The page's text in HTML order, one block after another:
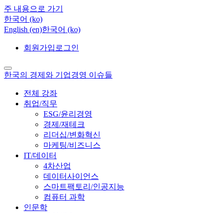
주 내용으로 가기
한국어 ‎(ko)‎
English ‎(en)‎한국어 ‎(ko)‎
회원가입 로그인
한국의 경제와 기업경영 이슈들
전체 강좌
취업/직무
ESG/윤리경영
경제/재테크
리더십/변화혁신
마케팅/비즈니스
IT/데이터
4차산업
데이터사이언스
스마트팩토리/인공지능
컴퓨터 과학
인문학